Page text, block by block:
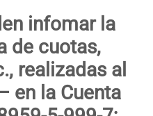
infomar la
de cuotas,
realizadas al
en la Cuenta